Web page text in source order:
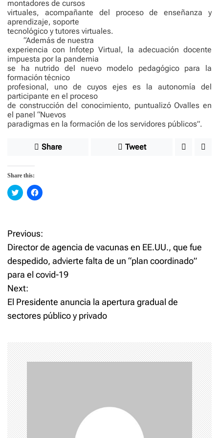
montadores de cursos
virtuales, acompañante del proceso de enseñanza y
aprendizaje, soporte
tecnológico y tutores virtuales.
“Además de nuestra
experiencia con Infotep Virtual, la adecuación docente
impuesta por la pandemia
se ha nutrido del nuevo modelo pedagógico para la
formación técnico
profesional, uno de cuyos ejes es la autonomía del
participante en el proceso
de construcción del conocimiento, puntualizó Ovalles en
el panel “Nuevos
paradigmas en la formación de los servidores públicos”.
Share Tweet
Share this:
C
l
s
a
e
o
n
T
w
i
t
t
e
r
e
n
s
i
n
n
e
w
w
i
n
d
o
w
)
C
l
s
a
e
o
n
F
e
b
o
o
p
e
n
s
P
o
s
t
n
a
v
i
g
a
Previous:
Director de agencia de vacunas en EE.UU., que fue
despedido, advierte falta de un “plan coordinado”
para el covid-19
Next:
El Presidente anuncia la apertura gradual de
sectores público y privado